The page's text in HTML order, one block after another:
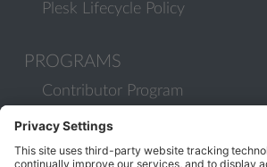
Plesk Lifecycle Policy
PROGRAMS
Contributor Program
Partner Program